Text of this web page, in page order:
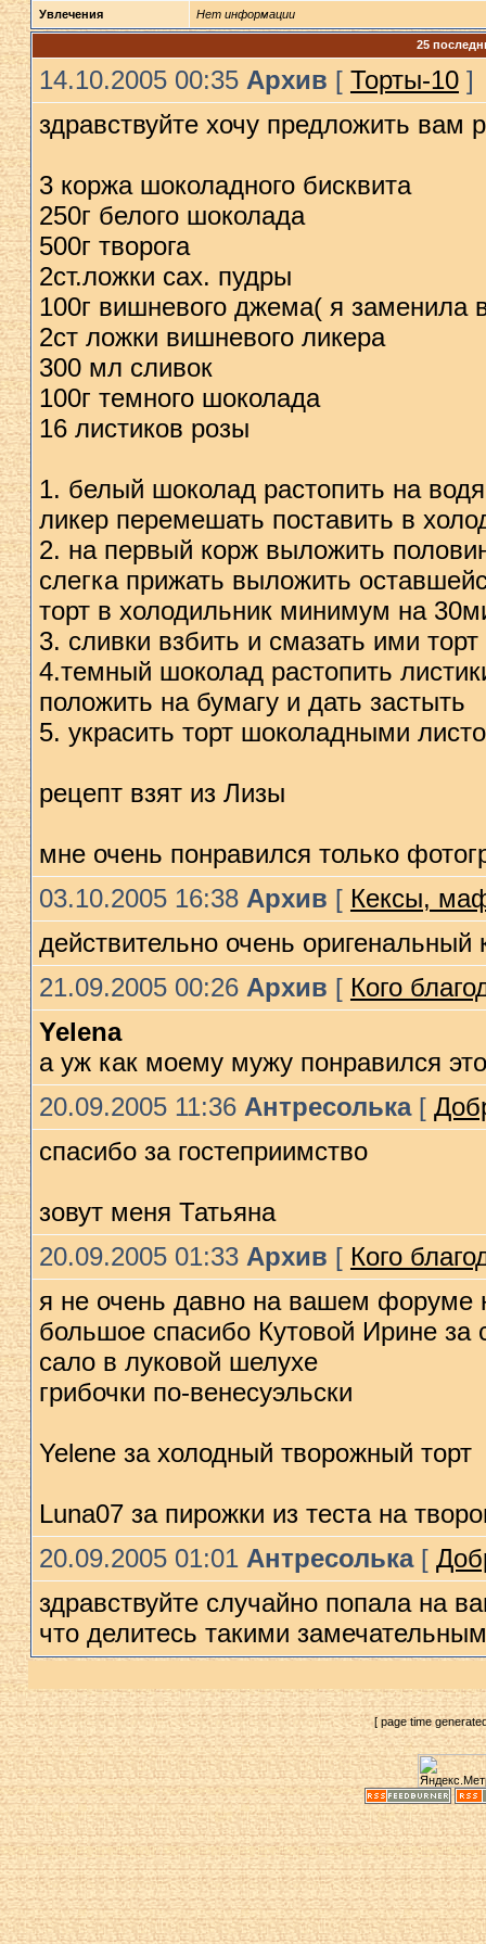
Увлечения Нет информации
25
14.10.2005 00:35 Архив [ Торты-10]
здравствуйте хочу предложить вам
3 коржа шоколадного бисквита
250г белого шоколада
500г творога
2ст.ложки сах. пудры
100г вишневого джема( я заменила
2ст ложки вишневого ликера
300 мл сливок
100г темного шоколада
16 листиков розы
1. белый шоколад растопить на
ликер перемешать поставить в
2. на первый корж выложить
слегка прижать выложить
торт в холодильник минимум на
3. сливки взбить и смазать ими торт
4.темный шоколад растопить
положить на бумагу и дать застыть
5. украсить торт шоколадными
рецепт взят из Лизы
мне очень понравился только
03.10.2005 16:38 Архив [ Кексы,
действительно очень оригенальный
21.09.2005 00:26 Архив [ Кого
Yelena
а уж как моему мужу понравился
20.09.2005 11:36 Антресолька[
спасибо за гостеприимство
зовут меня Татьяна
20.09.2005 01:33 Архив [ Кого
я не очень давно на вашем форуме
большое спасибо Кутовой Ирине за
сало в луковой шелухе
грибочки по-венесуэльски
Yelene за холодный творожный торт
Luna07 за пирожки из теста на
20.09.2005 01:01 Антресолька[
здравствуйте случайно попала на
что делитесь такими
[ page time